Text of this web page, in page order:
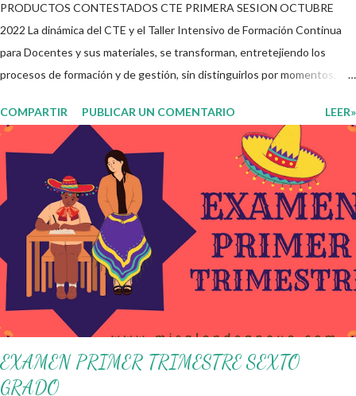
PRODUCTOS CONTESTADOS CTE PRIMERA SESION OCTUBRE
2022 La dinámica del CTE y el Taller Intensivo de Formación Continua
para Docentes y sus materiales, se transforman, entretejiendo los
procesos de formación y de gestión, sin distinguirlos por momentos, y
genérico y no está diferenciado por niveles educativos. Desde la
flexibilidad en la que se concibe el CTE y en correspondencia con la
Nueva Escuela Mexicana, se propone que el colectivo docente tome
decisiones sobre su organización, la gestión del tiempo acorde a las
necesidades de la escuela y las acciones que decidan emprender para
apropiarse y resignificar el Plan de Estudio dentro y fuera de este
espacio. En esta Primera Sesión Ordinaria se les invita a que
reflexionen y acuerden posibles acciones a realizar colaborativamente
en la escuela y con la comunidad, a fin de atender las problemáticas
identificadas. Compañeros docentes en est...
COMPARTIR PUBLICAR UN COMENTARIO LEER»
EXAMEN PRIMER TRIMESTRE SEXTO
GRADO